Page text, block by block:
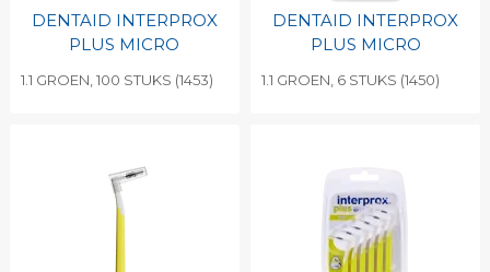
DENTAID INTERPROX
PLUS MICRO
1.1 GROEN, 100 STUKS (1453)
DENTAID INTERPROX
PLUS MICRO
1.1 GROEN, 6 STUKS (1450)